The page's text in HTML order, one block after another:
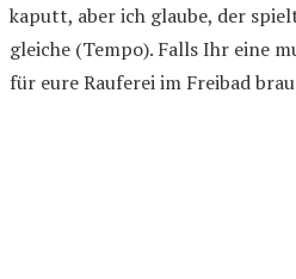
kaputt, aber ich glaube, der
gleiche (Tempo). Falls Ihr eine
für eure Rauferei im Freibad